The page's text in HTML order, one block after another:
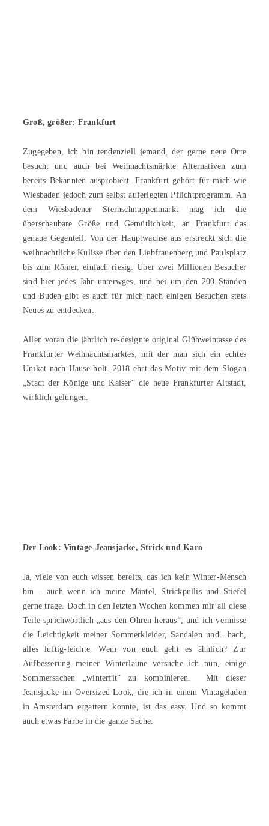
Groß, größer: Frankfurt
Zugegeben, ich bin tendenziell jemand, der gerne neue Orte
besucht und auch bei Weihnachtsmärkte Alternativen zum
bereits Bekannten ausprobiert. Frankfurt gehört für mich wie
Wiesbaden jedoch zum selbst auferlegten Pflichtprogramm. An
dem Wiesbadener Sternschnuppenmarkt mag ich die
überschaubare Größe und Gemütlichkeit, an Frankfurt das
genaue Gegenteil: Von der Hauptwachse aus erstreckt sich die
weihnachtliche Kulisse über den Liebfrauenberg und Paulsplatz
bis zum Römer, einfach riesig. Über zwei Millionen Besucher
sind hier jedes Jahr unterwges, und bei um den 200 Ständen
und Buden gibt es auch für mich nach einigen Besuchen stets
Neues zu entdecken.
Allen voran die jährlich re-designte original Glühweintasse des
Frankfurter Weihnachtsmarktes, mit der man sich ein echtes
Unikat nach Hause holt. 2018 ehrt das Motiv mit dem Slogan
„Stadt der Könige und Kaiser“ die neue Frankfurter Altstadt,
wirklich gelungen.
Der Look: Vintage-Jeansjacke, Strick und Karo
Ja, viele von euch wissen bereits, das ich kein Winter-Mensch
bin – auch wenn ich meine Mäntel, Strickpullis und Stiefel
gerne trage. Doch in den letzten Wochen kommen mir all diese
Teile sprichwörtlich „aus den Ohren heraus“, und ich vermisse
die Leichtigkeit meiner Sommerkleider, Sandalen und…hach,
alles luftig-leichte. Wem von euch geht es ähnlich? Zur
Aufbesserung meiner Winterlaune versuche ich nun, einige
Sommersachen „winterfit“ zu kombinieren. Mit dieser
Jeansjacke im Oversized-Look, die ich in einem Vintageladen
in Amsterdam ergattern konnte, ist das easy. Und so kommt
auch etwas Farbe in die ganze Sache.